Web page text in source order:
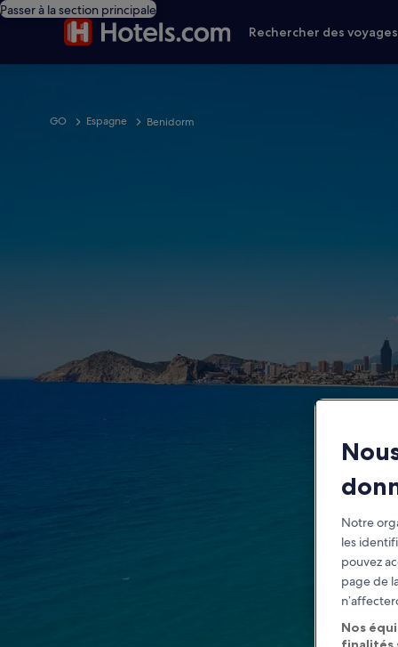
Passer à la section principale
Rechercher des voyages
GO Espagne Benidorm
Notre
les
pouvez
page de
Nos